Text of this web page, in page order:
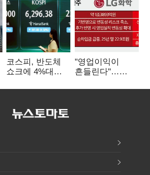
코스피, 반도체
쇼크에 4%대
5거래일째 상승
"영업이익이
흔들린다"…
18에 취약